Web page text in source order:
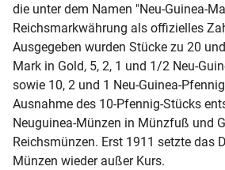
die unter dem Namen "Neu-Guinea-
Reichsmarkwährung als offizielles
Ausgegeben wurden Stücke zu 20
Mark in Gold, 5, 2, 1 und 1/2 Neu-
sowie 10, 2 und 1 Neu-Guinea-
Ausnahme des 10-Pfennig-Stücks
Neuguinea-Münzen in Münzfuß und
Reichsmünzen. Erst 1911 setzte das
Münzen wieder außer Kurs.